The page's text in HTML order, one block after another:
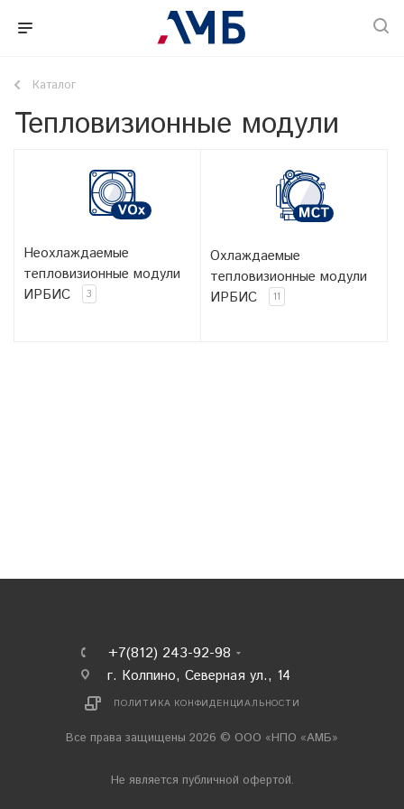
Каталог
Тепловизионные модули
Неохлаждаемые
тепловизионные модули
ИРБИС
3
Охлаждаемые
тепловизионные модули
ИРБИС
11
+7(812) 243-92-98
г. Колпино, Северная ул., 14
ПОЛИТИКА КОНФИДЕНЦИАЛЬНОСТИ
Все права защищены 2026 © ООО «НПО «АМБ»
Не является публичной офертой.